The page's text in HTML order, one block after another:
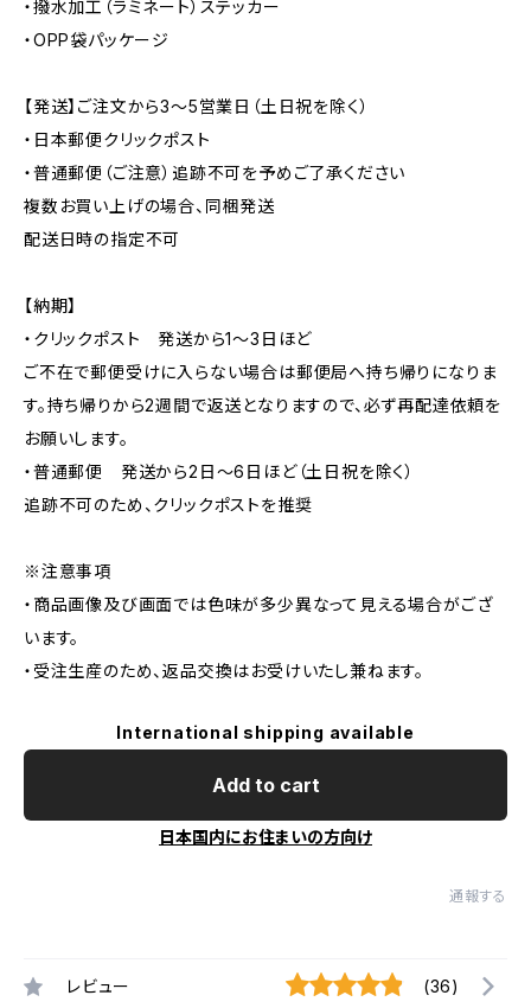
・撥水加工（ラミネート）ステッカー
・OPP袋パッケージ
【発送】ご注文から3〜5営業日（土日祝を除く）
・日本郵便クリックポスト
・普通郵便（ご注意）追跡不可を予めご了承ください
複数お買い上げの場合、同梱発送
配送日時の指定不可
【納期】
・クリックポスト 発送から1〜3日ほど
ご不在で郵便受けに入らない場合は郵便局へ持ち帰りになりま
す。持ち帰りから2週間で返送となりますので、必ず再配達依頼を
お願いします。
・普通郵便 発送から2日〜6日ほど（土日祝を除く）
追跡不可のため、クリックポストを推奨
※注意事項
・商品画像及び画面では色味が多少異なって見える場合がござ
います。
・受注生産のため、返品交換はお受けいたし兼ねます。
International shipping available
Add to cart
日本国内にお住まいの方向け
通報する
レビュー (36)